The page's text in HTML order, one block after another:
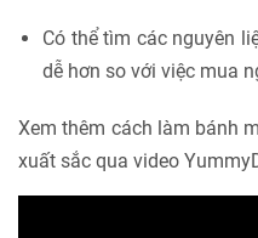
Có thể tìm các nguyên
dễ hơn so với việc mua
Xem thêm cách làm bánh
xuất sắc qua video